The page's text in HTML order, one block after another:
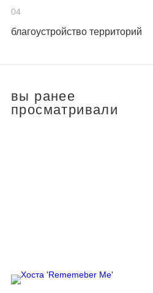
04
благоустройство территорий
вы ранее
просматривали